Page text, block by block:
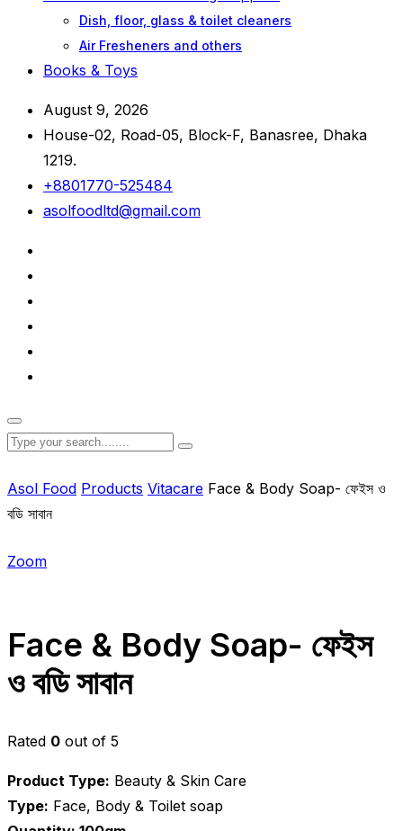
Dish, floor, glass & toilet cleaners
Air Fresheners and others
Books & Toys
August 9, 2026
House-02, Road-05, Block-F, Banasree, Dhaka
1219.
+8801770-525484
asolfoodltd@gmail.com
Asol Food Products Vitacare Face & Body Soap- ফেইস ও
বডি সাবান
Zoom
Face & Body Soap- ফেইস
ও বডি সাবান
Rated 0 out of 5
Product Type: Beauty & Skin Care
Type: Face, Body & Toilet soap